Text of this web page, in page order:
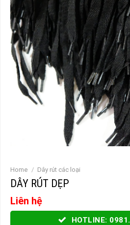
Home / Dây rút các loại
DÂY RÚT DẸP
Liên hệ
HOTLINE: